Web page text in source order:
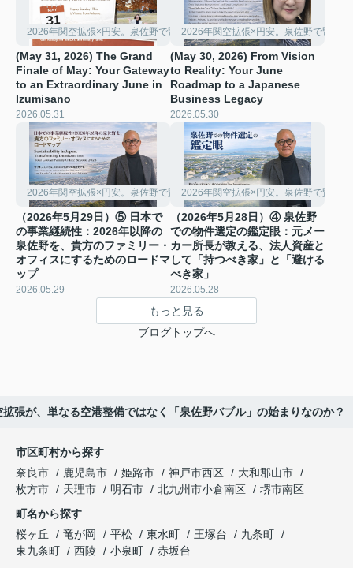
2026年関空拡張×円安。泉佐野で賢く稼ぐ「シェアハウス経営」の極意
(May 31, 2026) The Grand
Finale of May: Your Gateway
to an Extraordinary June in
Izumisano
2026.05.31
2026年関空拡張×円安。泉佐野で賢く
(May 30, 2026) From Vision
to Reality: Your June
Roadmap to a Japanese
Business Legacy
2026.05.30
2026年関空拡張×円安。泉佐野で賢く稼ぐ「シェアハウス経営」の極意
（2026年5月29日）⑤ 日本で
の事業継続性：2026年以降の
泉佐野を、貴方のファミリー・
オフィスにするためのロードマ
ップ
2026.05.29
2026年関空拡張×円安。泉佐野で賢く
（2026年5月28日）④ 泉佐野
での物件選定の鑑定眼：元メー
カー所長が教える、法人資産と
して「持つべき家」と「避ける
べき家」
2026.05.28
もっと見る
ブログトップへ
張が、単なる空港整備ではなく「泉佐野バブル」の始まりなのか？
市区町村から探す
奈良市
鹿児島市 姫路市 神戸市西区
大和郡山市
枚方市
天理市 明石市 北九州市小倉南区
堺市南区
町名から探す
桜ヶ丘
竜が岡 平松 東水町 王塚台
九条町
東九条町
西陵 小泉町
赤坂台